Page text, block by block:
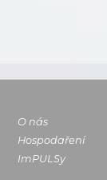
O nás
Hospodaření
ImPULSy